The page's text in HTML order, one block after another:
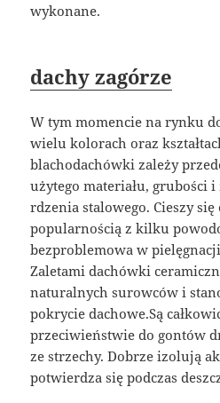
wykonane.
dachy zagórze
W tym momencie na rynku
wielu kolorach oraz
blachodachówki zależy
użytego materiału, grubości i
rdzenia stalowego. Cieszy się
popularnością z kilku
bezproblemowa w
Zaletami dachówki
naturalnych surowców i
pokrycie dachowe.Są
przeciwieństwie do gontów
ze strzechy. Dobrze izolują
potwierdza się podczas